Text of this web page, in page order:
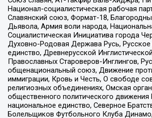
Национал-социалистическая рабочая
Славянский союз, Формат-18,
Дьявола, Армия воли народа,
Социалистическая Инициатива города
Духовно-Родовая Держава Русь, Русское
единство, Древнерусской
Православных Староверов-Инглингов,
общенациональный союз, Движение
иммиграции, Кровь и Честь, О свободе
религиозных объединениях, Омская
общественного политического движения
национальное единство, Северное
Болельщиков Футбольного Клуба Динамо,